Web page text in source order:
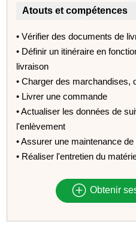
Atouts et compétences
• Vérifier des documents de
• Définir un itinéraire en
livraison
• Charger des marchandises,
• Livrer une commande
• Actualiser les données de
l'enlèvement
• Assurer une maintenance
• Réaliser l'entretien du
Obtenir